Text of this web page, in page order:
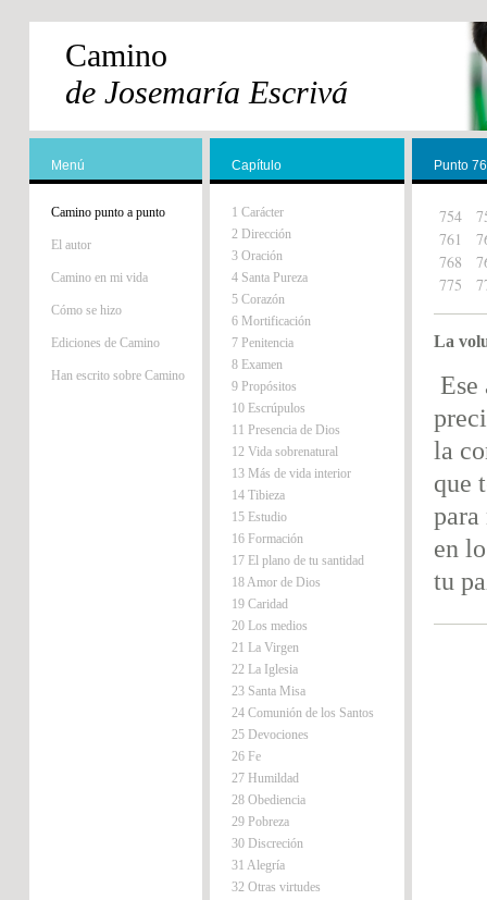
Camino
de Josemaría Escrivá
Menú
Camino punto a punto
El autor
Camino en mi vida
Cómo se hizo
Ediciones de Camino
Han escrito sobre Camino
Capítulo
1 Carácter
2 Dirección
3 Oración
4 Santa Pureza
5 Corazón
6 Mortificación
7 Penitencia
8 Examen
9 Propósitos
10 Escrúpulos
11 Presencia de Dios
12 Vida sobrenatural
13 Más de vida interior
14 Tibieza
15 Estudio
16 Formación
17 El plano de tu santidad
18 Amor de Dios
19 Caridad
20 Los medios
21 La Virgen
22 La Iglesia
23 Santa Misa
24 Comunión de los Santos
25 Devociones
26 Fe
27 Humildad
28 Obediencia
29 Pobreza
30 Discreción
31 Alegría
32 Otras virtudes
Punto
754
761
768
775
La
Ese
la
que
para
en
tu